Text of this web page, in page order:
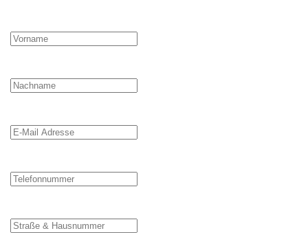
Vorname
Nachname
E-Mail Adresse
Telefonnummer
Straße & Hausnummer